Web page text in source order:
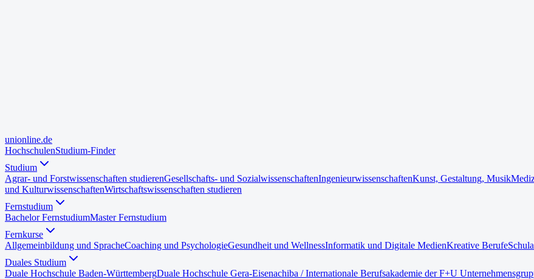
unionline.de
HochschulenStudium-Finder
Studium
Agrar- und Forstwissenschaften studierenGesellschafts- und SozialwissenschaftenIngenieurwissenschaftenKunst, Gestaltung, Musik
und KulturwissenschaftenWirtschaftswissenschaften studieren
Fernstudium
Bachelor FernstudiumMaster Fernstudium
Fernkurse
Allgemeinbildung und SpracheCoaching und PsychologieGesundheit und WellnessInformatik und Digitale MedienKreative Berufe
Duales Studium
Duale Hochschule Baden-WürttembergDuale Hochschule Gera-Eisenachiba / Internationale Berufsakademie der F+U